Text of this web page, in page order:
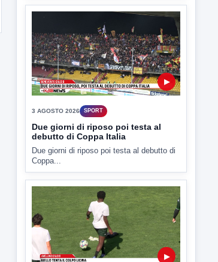
▶
3 AGOSTO 2026 SPORT
Due giorni di riposo poi testa al
debutto di Coppa Italia
Due giorni di riposo poi testa al debutto di
Coppa...
▶
3 AGOSTO 2026 SPORT
AV Calcio| Aiello tenta il colpo